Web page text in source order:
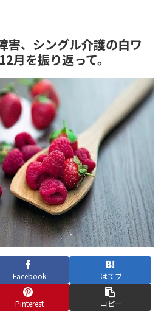
害、シングル介護の白ワ
月を振り返って。
Facebook はてブ
Pinterest コピー